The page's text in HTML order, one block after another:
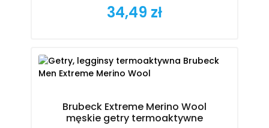
Cena
34,49 zł
Brubeck Extreme Merino Wool
męskie getry termoaktywne